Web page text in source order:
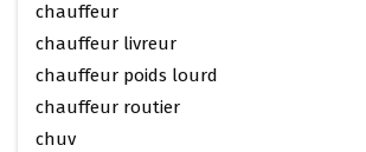
chauffeur
chauffeur livreur
chauffeur poids lourd
chauffeur routier
chuv